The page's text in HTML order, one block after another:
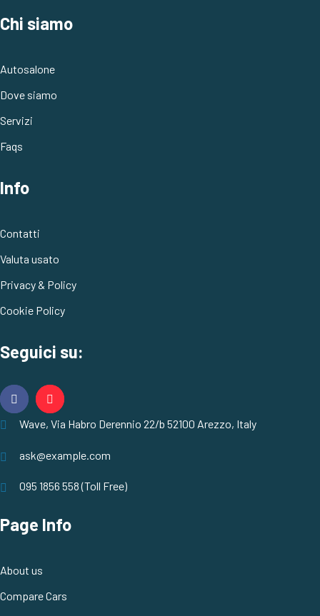
Chi siamo
Autosalone
Dove siamo
Servizi
Faqs
Info
Contatti
Valuta usato
Privacy & Policy
Cookie Policy
Seguici su:
Wave, Via Habro Derennio 22/b 52100 Arezzo, Italy
ask@example.com
095 1856 558 (Toll Free)
Page Info
About us
Compare Cars